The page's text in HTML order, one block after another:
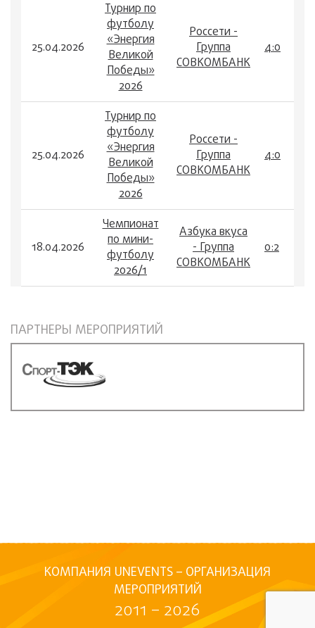
25.04.2026
Турнир по
футболу
«Энергия
Великой
Победы»
2026
Россети -
Группа
СОВКОМБАНК
4:0
25.04.2026
Турнир по
футболу
«Энергия
Великой
Победы»
2026
Россети -
Группа
СОВКОМБАНК
4:0
18.04.2026
Чемпионат
по мини-
футболу
2026/1
Азбука вкуса
- Группа
СОВКОМБАНК
0:2
ПАРТНЕРЫ МЕРОПРИЯТИЙ
КОМПАНИЯ UNEVENTS – ОРГАНИЗАЦИЯ
МЕРОПРИЯТИЙ
2011 – 2026